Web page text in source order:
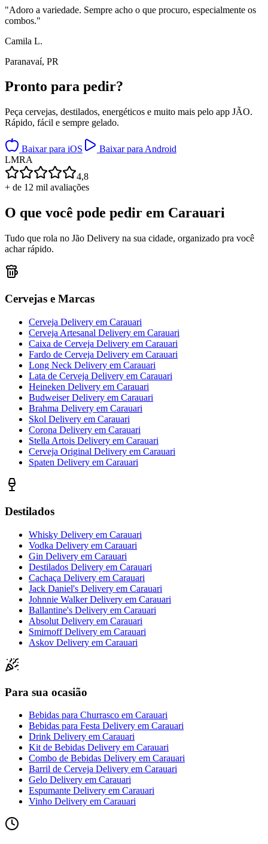
"Adoro a variedade. Sempre acho o que procuro, especialmente os
combos."
Camila L.
Paranavaí, PR
Pronto para pedir?
Peça cervejas, destilados, energéticos e muito mais pelo app JÃO.
Rápido, fácil e sempre gelado.
Baixar para iOS
Baixar para Android
LMRA
4,8
+ de 12 mil avaliações
O que você pode pedir em Carauari
Tudo que rola no Jão Delivery na sua cidade, organizado pra você
achar rápido.
Cervejas e Marcas
Cerveja Delivery em Carauari
Cerveja Artesanal Delivery em Carauari
Caixa de Cerveja Delivery em Carauari
Fardo de Cerveja Delivery em Carauari
Long Neck Delivery em Carauari
Lata de Cerveja Delivery em Carauari
Heineken Delivery em Carauari
Budweiser Delivery em Carauari
Brahma Delivery em Carauari
Skol Delivery em Carauari
Corona Delivery em Carauari
Stella Artois Delivery em Carauari
Cerveja Original Delivery em Carauari
Spaten Delivery em Carauari
Destilados
Whisky Delivery em Carauari
Vodka Delivery em Carauari
Gin Delivery em Carauari
Destilados Delivery em Carauari
Cachaça Delivery em Carauari
Jack Daniel's Delivery em Carauari
Johnnie Walker Delivery em Carauari
Ballantine's Delivery em Carauari
Absolut Delivery em Carauari
Smirnoff Delivery em Carauari
Askov Delivery em Carauari
Para sua ocasião
Bebidas para Churrasco em Carauari
Bebidas para Festa Delivery em Carauari
Drink Delivery em Carauari
Kit de Bebidas Delivery em Carauari
Combo de Bebidas Delivery em Carauari
Barril de Cerveja Delivery em Carauari
Gelo Delivery em Carauari
Espumante Delivery em Carauari
Vinho Delivery em Carauari